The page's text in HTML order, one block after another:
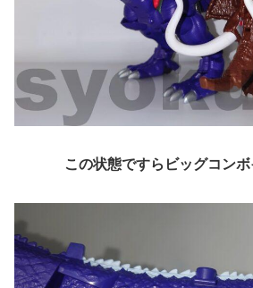
この状態ですらビッグコン